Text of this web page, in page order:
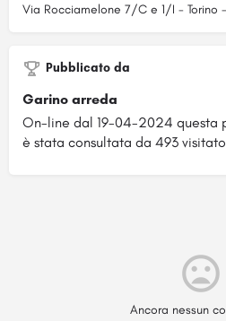
Via Rocciamelone 7/C e 1/I - Torino -
Pubblicato da
Garino arreda
On-line dal 19-04-2024 questa
è stata consultata da 493
Ancora nessun